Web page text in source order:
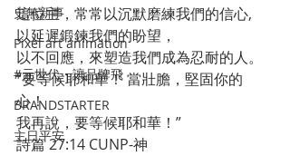
史無新事
Pixel art animation
#元世代・讓品牌飛
BRANDSTARTER
主日平安
這位主，常常以沉默磨練我們的信心,
以延遲鍛鍊我們的盼望，
以不回應，來塑造我們成為忍耐的人。
“要等候耶和華！ 當壯膽，堅固你的
心！
我再說，要等候耶和華！”
‭‭詩篇‬ ‭27‬:‭14‬ ‭CUNP-神‬‬